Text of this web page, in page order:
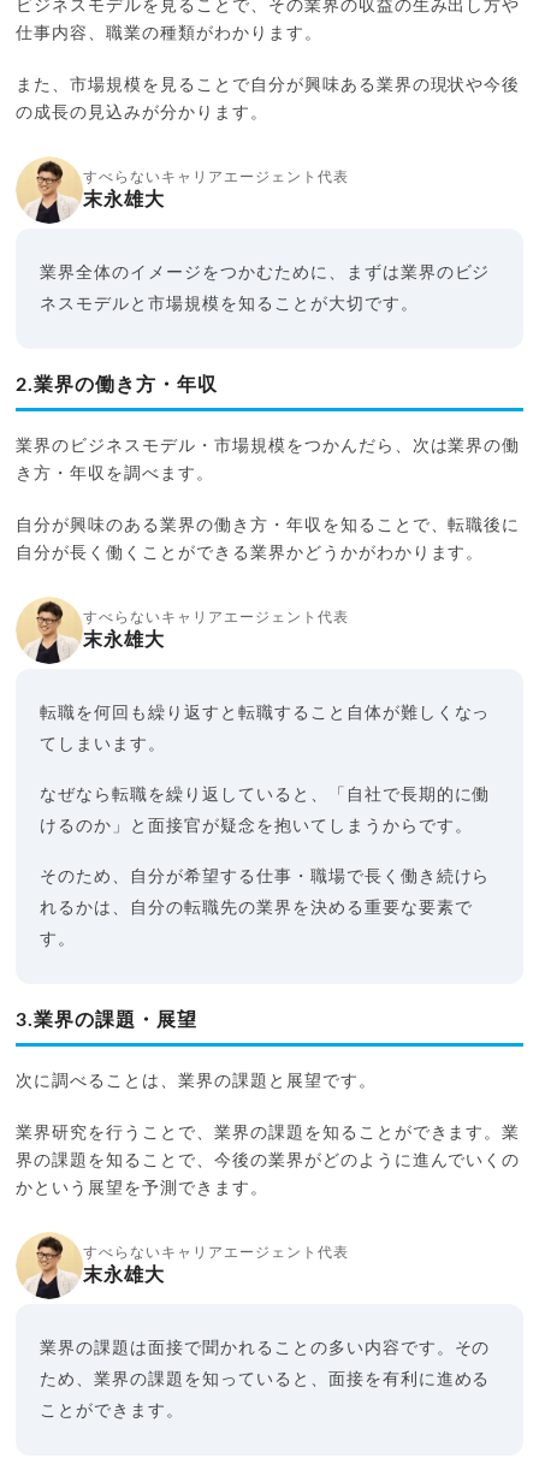
ビジネスモデルを見ることで、その業界の収益の生み出し方や
仕事内容、職業の種類がわかります。
また、市場規模を見ることで自分が興味ある業界の現状や今後
の成長の見込みが分かります。
すべらないキャリアエージェント代表
末永雄大
業界全体のイメージをつかむために、まずは業界のビジ
ネスモデルと市場規模を知ることが大切です。
2.業界の働き方・年収
業界のビジネスモデル・市場規模をつかんだら、次は業界の働
き方・年収を調べます。
自分が興味のある業界の働き方・年収を知ることで、転職後に
自分が長く働くことができる業界かどうかがわかります。
すべらないキャリアエージェント代表
末永雄大
転職を何回も繰り返すと転職すること自体が難しくなっ
てしまいます。
なぜなら転職を繰り返していると、「自社で長期的に働
けるのか」と面接官が疑念を抱いてしまうからです。
そのため、自分が希望する仕事・職場で長く働き続けら
れるかは、自分の転職先の業界を決める重要な要素で
す。
3.業界の課題・展望
次に調べることは、業界の課題と展望です。
業界研究を行うことで、業界の課題を知ることができます。業
界の課題を知ることで、今後の業界がどのように進んでいくの
かという展望を予測できます。
すべらないキャリアエージェント代表
末永雄大
業界の課題は面接で聞かれることの多い内容です。その
ため、業界の課題を知っていると、面接を有利に進める
ことができます。